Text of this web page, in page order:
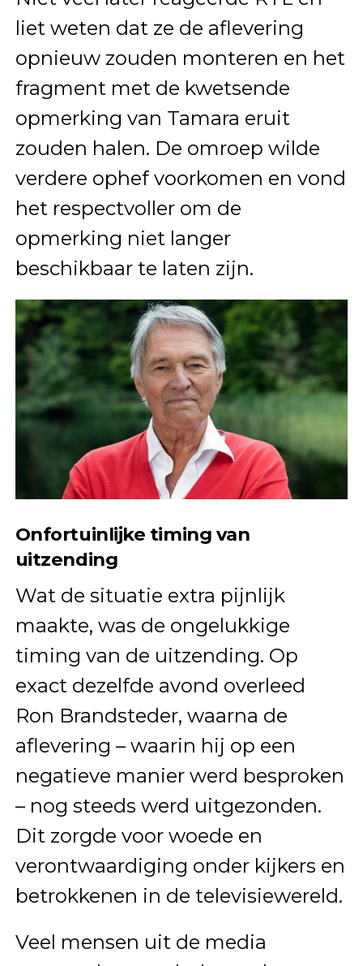
liet weten dat ze de aflevering
opnieuw zouden monteren en het
fragment met de kwetsende
opmerking van Tamara eruit
zouden halen. De omroep wilde
verdere ophef voorkomen en vond
het respectvoller om de
opmerking niet langer
beschikbaar te laten zijn.
Onfortuinlijke timing van
uitzending
Wat de situatie extra pijnlijk
maakte, was de ongelukkige
timing van de uitzending. Op
exact dezelfde avond overleed
Ron Brandsteder, waarna de
aflevering – waarin hij op een
negatieve manier werd besproken
– nog steeds werd uitgezonden.
Dit zorgde voor woede en
verontwaardiging onder kijkers en
betrokkenen in de televisiewereld.
Veel mensen uit de media